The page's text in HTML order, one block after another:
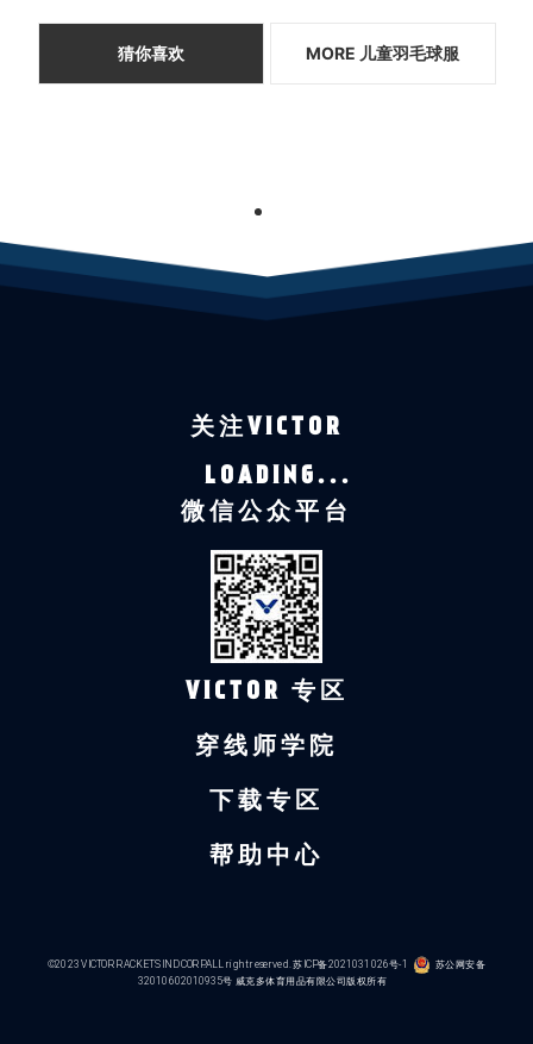
猜你喜欢 MORE 儿童羽毛球服
1
关注VICTOR
LOADING...
微信公众平台
VICTOR 专区
穿线师学院
下载专区
帮助中心
©2023 VICTOR RACKETS IND CORP.ALL right reserved.苏ICP备2021031026号-1 苏公网安备
32010602010935号 威克多体育用品有限公司版权所有